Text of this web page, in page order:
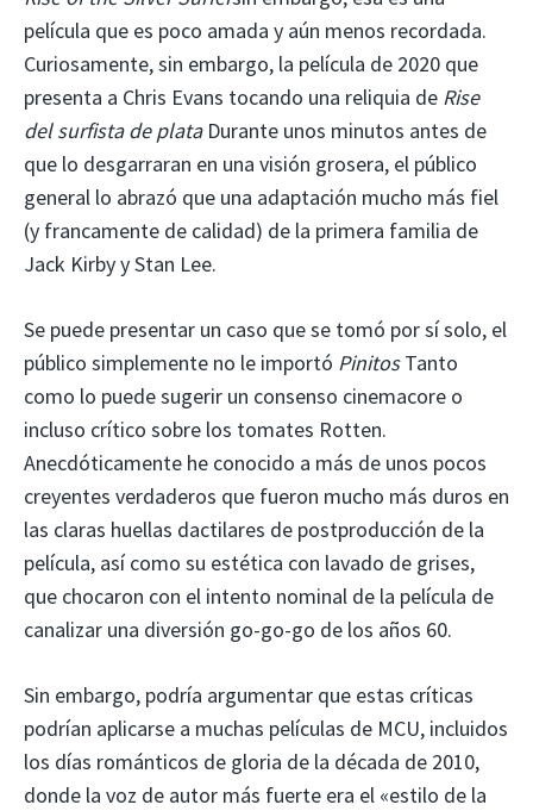
película que es poco amada y aún menos recordada.
Curiosamente, sin embargo, la película de 2020 que
presenta a Chris Evans tocando una reliquia de Rise
del surfista de plataDurante unos minutos antes de
que lo desgarraran en una visión grosera, el público
general lo abrazó que una adaptación mucho más fiel
(y francamente de calidad) de la primera familia de
Jack Kirby y Stan Lee.
Se puede presentar un caso que se tomó por sí solo, el
público simplemente no le importó PinitosTanto
como lo puede sugerir un consenso cinemacore o
incluso crítico sobre los tomates Rotten.
Anecdóticamente he conocido a más de unos pocos
creyentes verdaderos que fueron mucho más duros en
las claras huellas dactilares de postproducción de la
película, así como su estética con lavado de grises,
que chocaron con el intento nominal de la película de
canalizar una diversión go-go-go de los años 60.
Sin embargo, podría argumentar que estas críticas
podrían aplicarse a muchas películas de MCU, incluidos
los días románticos de gloria de la década de 2010,
donde la voz de autor más fuerte era el «estilo de la